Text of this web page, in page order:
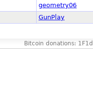
geometry06
GunPlay
Bitcoin donations: